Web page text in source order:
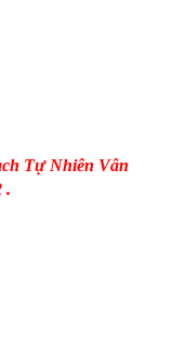
Tự Nhiên Vân
.